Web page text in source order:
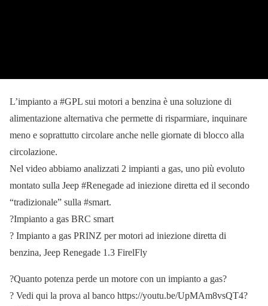
L’impianto a #GPL sui motori a benzina è una soluzione di
alimentazione alternativa che permette di risparmiare, inquinare
meno e soprattutto circolare anche nelle giornate di blocco alla
circolazione.
Nel video abbiamo analizzati 2 impianti a gas, uno più evoluto
montato sulla Jeep #Renegade ad iniezione diretta ed il secondo
“tradizionale” sulla #smart.
?Impianto a gas BRC smart
? Impianto a gas PRINZ per motori ad iniezione diretta di
benzina, Jeep Renegade 1.3 FirelFly
?Quanto potenza perde un motore con un impianto a gas?
? Vedi qui la prova al banco https://youtu.be/UpMAm8vsQT4?